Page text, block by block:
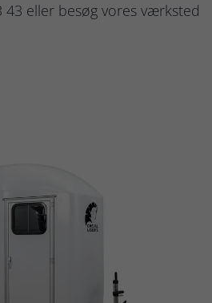
43 eller besøg vores værksted